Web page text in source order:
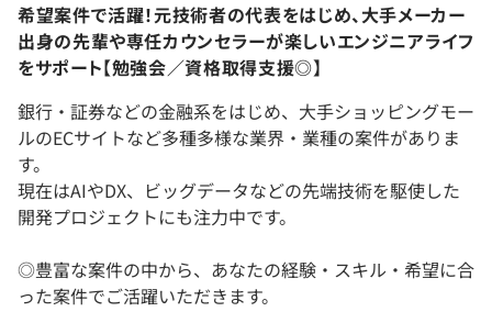
希望案件で活躍！元技術者の代表をはじめ、大手メーカー
出身の先輩や専任カウンセラーが楽しいエンジニアライフ
をサポート【勉強会／資格取得支援◎】
銀行・証券などの金融系をはじめ、大手ショッピングモー
ルのECサイトなど多種多様な業界・業種の案件がありま
す。
現在はAIやDX、ビッグデータなどの先端技術を駆使した
開発プロジェクトにも注力中です。
◎豊富な案件の中から、あなたの経験・スキル・希望に合
った案件でご活躍いただきます。